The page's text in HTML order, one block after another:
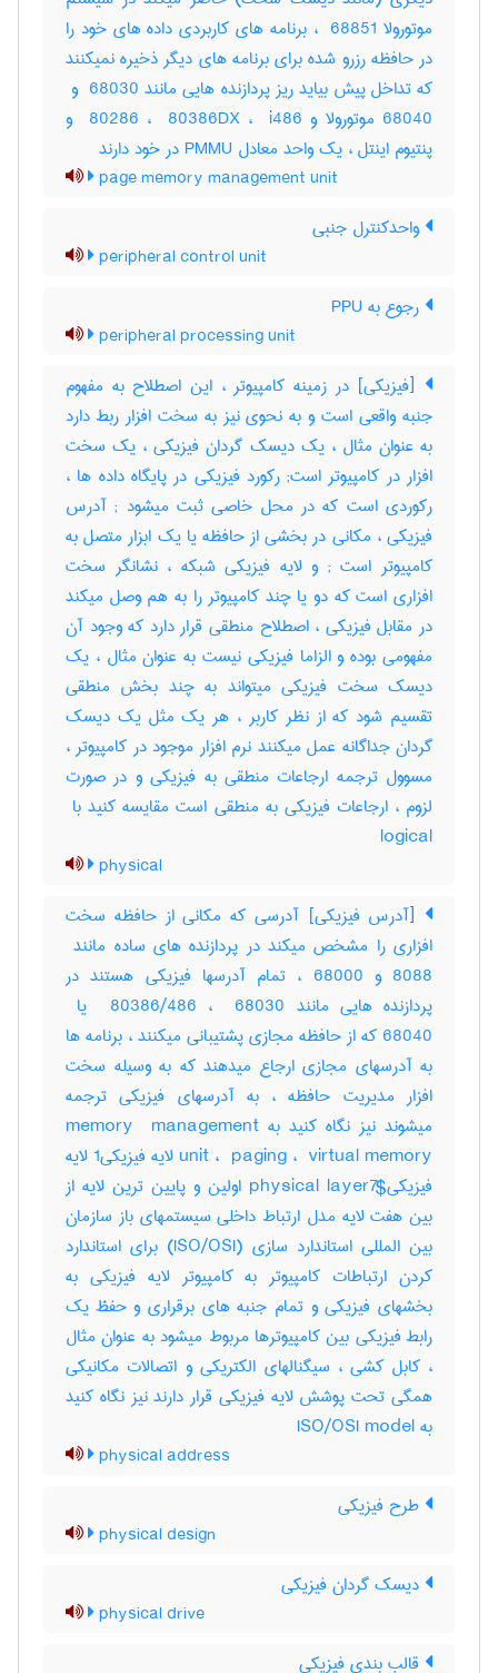
موتورولا ‎ 68851 ، برنامه های کاربردی داده های خود را
در حافظه رزرو شده برای برنامه های دیگر ذخیره نمیکنند
68040 موتورولا و ‎ 80286 ، ‎ 80386DX ، ‎ i486 و
پنتیوم اینتل ، یک واحد معادل ‎PMMU در خود دارند
page memory management unit
واحدکنترل جنبی
peripheral control unit
رجوع به PPU
peripheral processing unit
[فیزیکی] در زمینه کامپیوتر ، این اصطلاح به مفهوم
جنبه واقعی است و به نحوی نیز به سخت افزار ربط دارد
به عنوان مثال ، یک دیسک گردان فیزیکی ، یک سخت
افزار در کامپیوتر است‎; رکورد فیزیکی در پایگاه داده ها ،
رکوردی است که در محل خاصی ثبت میشود‎ ; آدرس
فیزیکی ، مکانی در بخشی از حافظه یا یک ابزار متصل به
کامپیوتر است‎ ; و لایه فیزیکی شبکه ، نشانگر سخت
افزاری است که دو یا چند کامپیوتر را به هم وصل میکند
در مقابل فیزیکی ، اصطلاح منطقی قرار دارد که وجود آن
مفهومی بوده و الزاما فیزیکی نیست به عنوان مثال ، یک
دیسک سخت فیزیکی میتواند به چند بخش منطقی
تقسیم شود که از نظر کاربر ، هر یک مثل یک دیسک
گردان جداگانه عمل میکنند نرم افزار موجود در کامپیوتر ،
مسوول ترجمه ارجاعات منطقی به فیزیکی و در صورت
logical
physical
[آدرس فیزیکی] آدرسی که مکانی از حافظه سخت
8088 و ‎68000 ، تمام آدرسها فیزیکی هستند در
68040 که از حافظه مجازی پشتیبانی میکنند ، برنامه ها
به آدرسهای مجازی ارجاع میدهند که به وسیله سخت
افزار مدیریت حافظه ، به آدرسهای فیزیکی ترجمه
میشوند نیز نگاه کنید به ‎memory ‎ management
unit ، ‎ paging ، ‎ virtual memory لایه فیزیکی‎1 لایه
فیزیکی‎physical layer7$ اولین و پایین ترین لایه از
بین هفت لایه مدل ارتباط داخلی سیستمهای باز سازمان
بین المللی استاندارد سازی (‎ISO/OSI) برای استاندارد
کردن ارتباطات کامپیوتر به کامپیوتر لایه فیزیکی به
بخشهای فیزیکی و تمام جنبه های برقراری و حفظ یک
رابط فیزیکی بین کامپیوترها مربوط میشود به عنوان مثال
، کابل کشی ، سیگنالهای الکتریکی و اتصالات مکانیکی
همگی تحت پوشش لایه فیزیکی قرار دارند نیز نگاه کنید
به ‎ ISO/OSI model
physical address
طرح فیزیکی
physical design
دیسک گردان فیزیکی
physical drive
قالب بندی فیزیکی